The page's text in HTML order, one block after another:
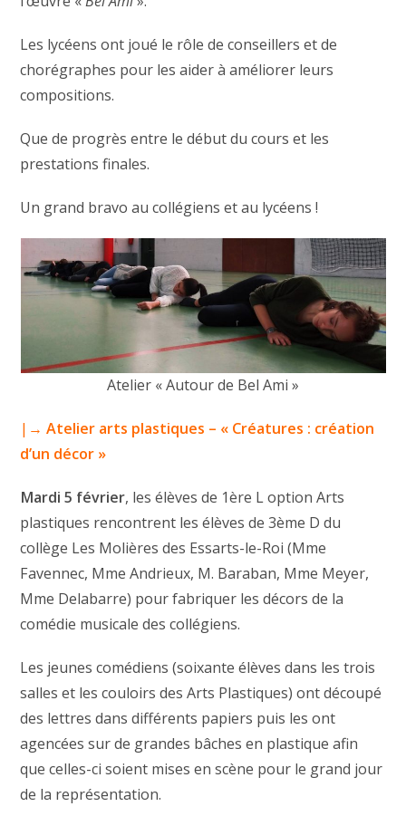
Les lycéens ont joué le rôle de conseillers et de
chorégraphes pour les aider à améliorer leurs
compositions.
Que de progrès entre le début du cours et les
prestations finales.
Un grand bravo au collégiens et au lycéens !
Atelier « Autour de Bel Ami »
|→Atelier arts plastiques – « Créatures : création
d’un décor »
Mardi 5 février, les élèves de 1ère L option Arts
plastiques rencontrent les élèves de 3ème D du
collège Les Molières des Essarts-le-Roi (Mme
Favennec, Mme Andrieux, M. Baraban, Mme Meyer,
Mme Delabarre) pour fabriquer les décors de la
comédie musicale des collégiens.
Les jeunes comédiens (soixante élèves dans les trois
salles et les couloirs des Arts Plastiques) ont découpé
des lettres dans différents papiers puis les ont
agencées sur de grandes bâches en plastique afin
que celles-ci soient mises en scène pour le grand jour
de la représentation.